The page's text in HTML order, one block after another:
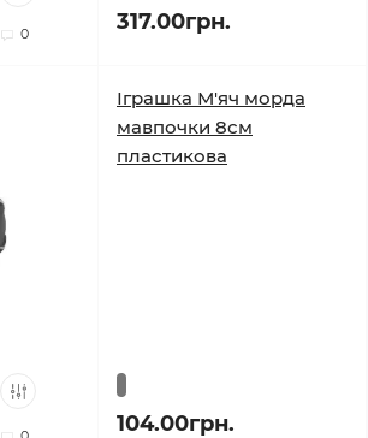
0 317.00грн.
Іграшка М'яч морда
мавпочки 8см
пластикова
104.00грн.